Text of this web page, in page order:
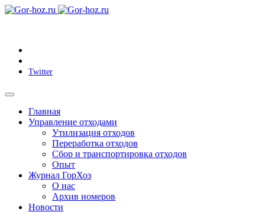
Twitter
Главная
Управление отходами
Утилизация отходов
Переработка отходов
Сбор и транспортировка отходов
Опыт
Журнал ГорХоз
О нас
Архив номеров
Новости